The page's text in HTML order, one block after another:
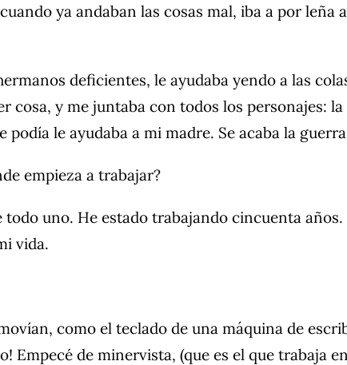
ya andaban las cosas mal, iba a por
deficientes, le ayudaba yendo a las
cosa, y me juntaba con todos los personajes:
le ayudaba a mi madre. Se acaba la
empieza a trabajar?
uno. He estado trabajando cincuenta años.
vida.
como el teclado de una máquina de
Empecé de minervista, (que es el que trabaja